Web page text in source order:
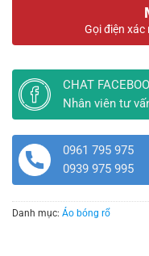
Gọi điện
CHAT
Nhân viên tư
0961 795 975
0939 975 995
Danh mục: Áo bóng rổ